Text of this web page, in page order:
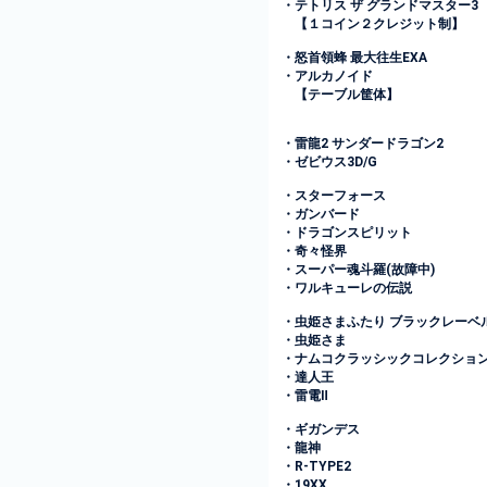
・テトリス ザ グランドマスター3
【１コイン２クレジット制】
・怒首領蜂 最大往生EXA
・アルカノイド
【テーブル筐体】
・雷龍2 サンダードラゴン2
・ゼビウス3D/G
・スターフォース
・ガンバード
・ドラゴンスピリット
・奇々怪界
・スーパー魂斗羅(故障中)
・ワルキューレの伝説
・虫姫さまふたり ブラックレーベ
・虫姫さま
・ナムコクラッシックコレクショ
・達人王
・雷電Ⅱ
・ギガンデス
・龍神
・R-TYPE2